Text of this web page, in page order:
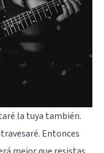
la tuya también.
Entonces